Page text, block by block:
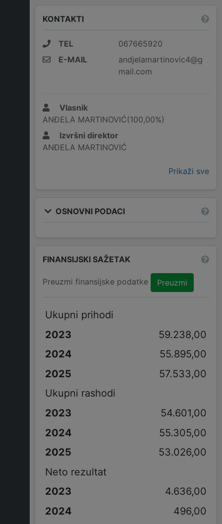
KONTAKTI
TEL
067665920
E-MAIL
andjelamartinovic4@g
mail.com
Vlasnik
ANĐELA MARTINOVIĆ(100,00%)
Izvršni direktor
ANĐELA MARTINOVIĆ
Prikaži sve
OSNOVNI PODACI
FINANSIJSKI SAŽETAK
Preuzmi finansijske podatke Preuzmi
Ukupni prihodi
59.238,00
55.895,00
57.533,00
Ukupni rashodi
54.601,00
55.305,00
53.026,00
Neto rezultat
4.636,00
496,00